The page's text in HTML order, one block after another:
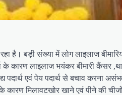
है। बड़ी संख्या में लोग लाइलाज
कारण लाइलाज भयंकर बीमारी कैंसर
एवं पेय पदार्थ से बचाव करना
कारण मिलावटखोर खाने एवं पीने की